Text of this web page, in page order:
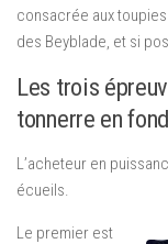
consacrée aux toupies
des Beyblade, et si
Les trois
tonnerre en
L’acheteur en
écueils.
Le premier est